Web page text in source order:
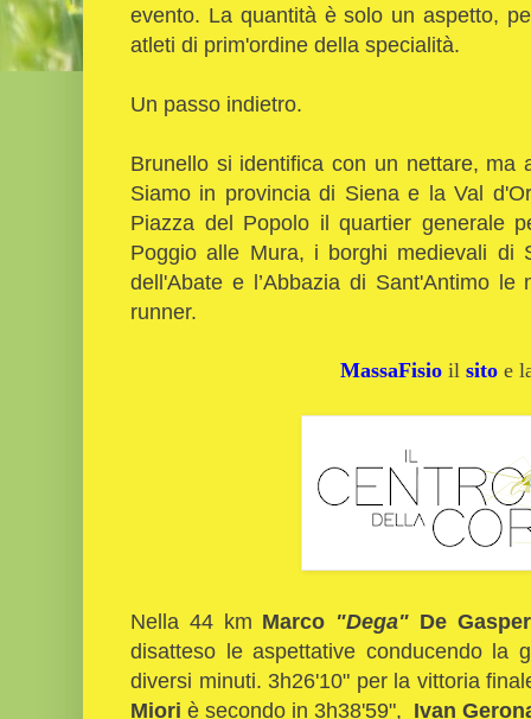
evento. La quantità è solo un aspetto,
atleti di prim'ordine della specialità.
Un passo indietro.
Brunello si identifica con un nettare, ma
Siamo in provincia di Siena e la Val
Piazza del Popolo il quartier generale
Poggio alle Mura, i borghi medievali di
dell'Abate e l’Abbazia di Sant'Antimo
runner.
MassaFisio il sito e
Nella 44 km Marco "Dega" De
disatteso le aspettative conducendo la
diversi minuti. 3h26'10" per la vittoria
Miori è secondo in 3h38'59", Ivan